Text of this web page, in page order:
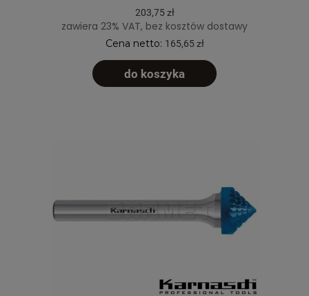
203,75 zł
zawiera 23% VAT, bez kosztów dostawy
Cena netto: 165,65 zł
do koszyka